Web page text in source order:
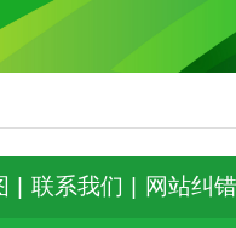
联系我们 网站纠错